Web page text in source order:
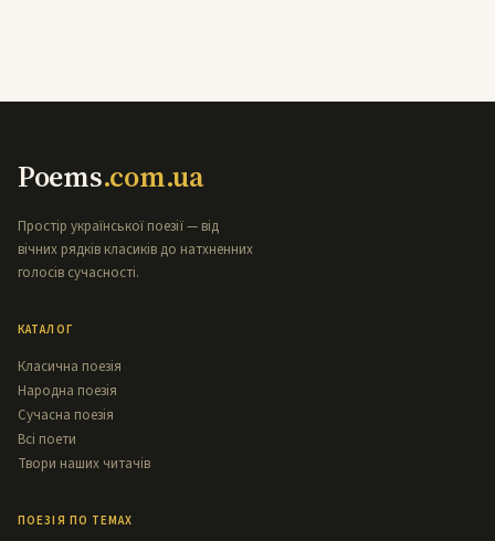
Poems.com.ua
Простір української поезії — від
вічних рядків класиків до натхненних
голосів сучасності.
КАТАЛОГ
Класична поезія
Народна поезія
Сучасна поезія
Всі поети
Твори наших читачів
ПОЕЗІЯ ПО ТЕМАХ